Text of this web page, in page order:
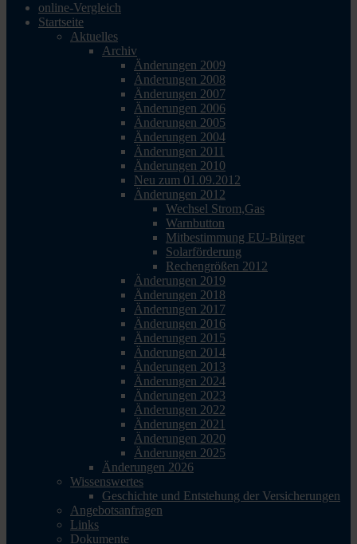
online-Vergleich
Startseite
Aktuelles
Archiv
Änderungen 2009
Änderungen 2008
Änderungen 2007
Änderungen 2006
Änderungen 2005
Änderungen 2004
Änderungen 2011
Änderungen 2010
Neu zum 01.09.2012
Änderungen 2012
Wechsel Strom,Gas
Warnbutton
Mitbestimmung EU-Bürger
Solarförderung
Rechengrößen 2012
Änderungen 2019
Änderungen 2018
Änderungen 2017
Änderungen 2016
Änderungen 2015
Änderungen 2014
Änderungen 2013
Änderungen 2024
Änderungen 2023
Änderungen 2022
Änderungen 2021
Änderungen 2020
Änderungen 2025
Änderungen 2026
Wissenswertes
Geschichte und Entstehung der Versicherungen
Angebotsanfragen
Links
Dokumente